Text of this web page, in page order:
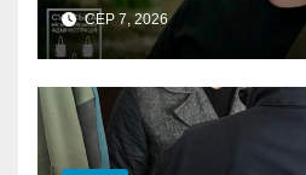
СЕР 7, 2026